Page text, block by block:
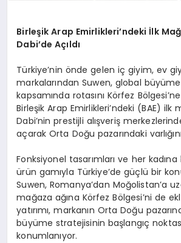
Birleşik Arap Emirlikleri’ndeki İlk
Dabi’de Açıldı
Türkiye’nin önde gelen iç giyim, ev
markalarından Suwen, global
kapsamında rotasını Körfez
Birleşik Arap Emirlikleri’ndeki (BAE) ilk
Dabi’nin prestijli alışveriş
açarak Orta Doğu pazarındaki
Fonksiyonel tasarımları ve her
ürün gamıyla Türkiye’de güçlü bir
Suwen, Romanya’dan Moğolistan’a
mağaza ağına Körfez Bölgesi’ni de
yatırımı, markanın Orta Doğu
büyüme stratejisinin başlangıç
konumlanıyor.